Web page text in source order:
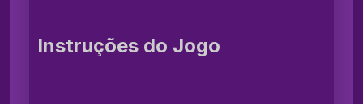
Instruções do Jogo